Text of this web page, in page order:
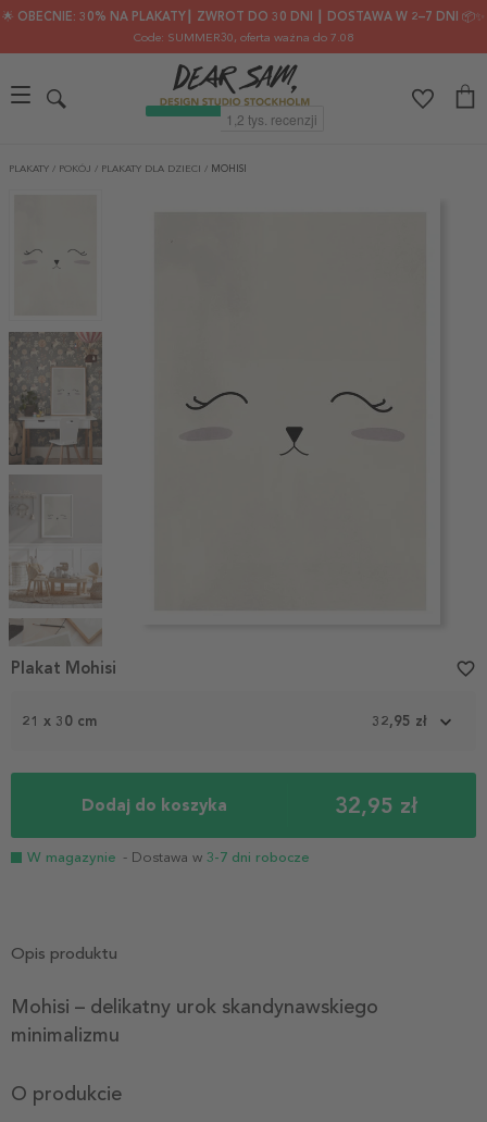
🌟 OBECNIE: 30% NA PLAKATY┃ ZWROT DO 30 DNI ┃ DOSTAWA W 2–7 DNI 📦✨
Code: SUMMER30, oferta ważna do 7.08
PLAKATY / POKÓJ / PLAKATY DLA DZIECI / MOHISI
1
21 x 30 cm 32,95 zł
Dodaj do koszyka 32,95 zł
W magazynie - Dostawa w 3-7 dni robocze
Plakat Mohisi favorite_border
Opis produktu
Mohisi – delikatny urok skandynawskiego
minimalizmu
O produkcie